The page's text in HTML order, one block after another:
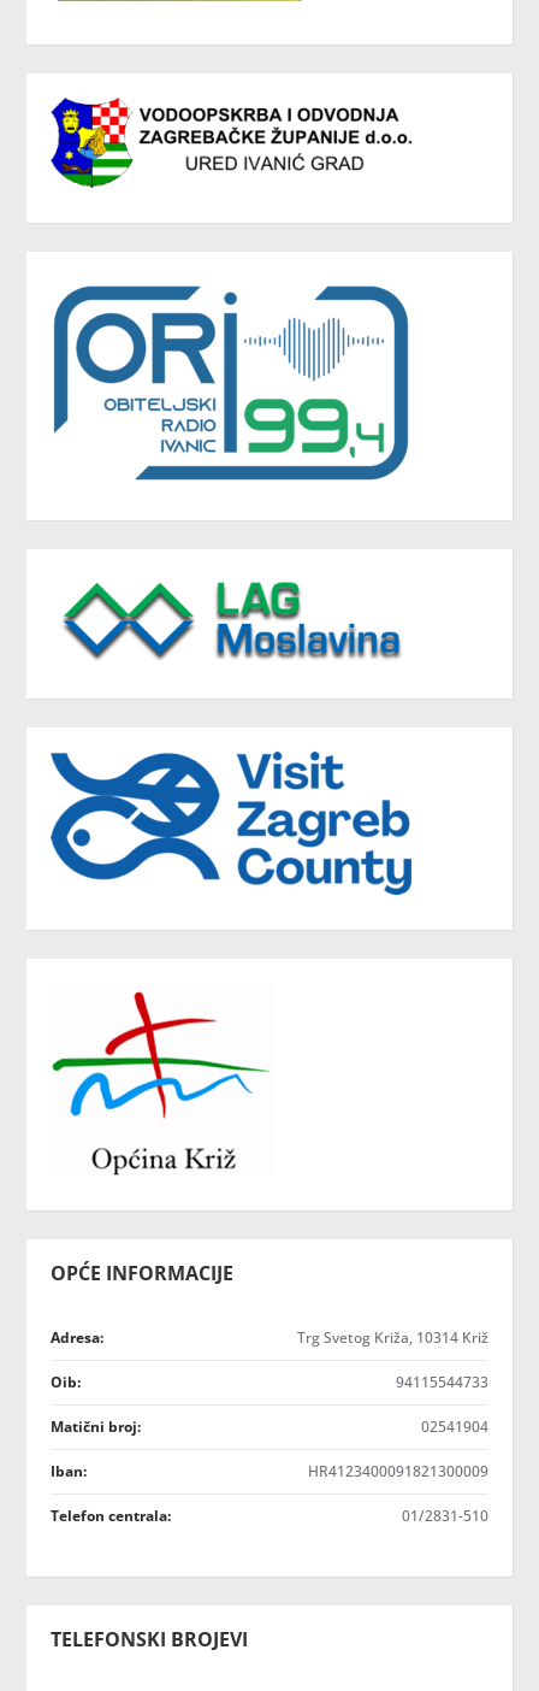
OPĆE INFORMACIJE
Adresa: Trg Svetog Križa, 10314 Križ
Oib: 94115544733
Matični broj: 02541904
Iban: HR4123400091821300009
Telefon centrala: 01/2831-510
TELEFONSKI BROJEVI